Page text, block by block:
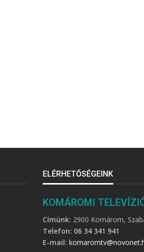
ELÉRHETŐSÉGEINK
KOMÁROMI
Címünk: 2900 Komárom,
Telefon: 06 34 341 941
E-mail: